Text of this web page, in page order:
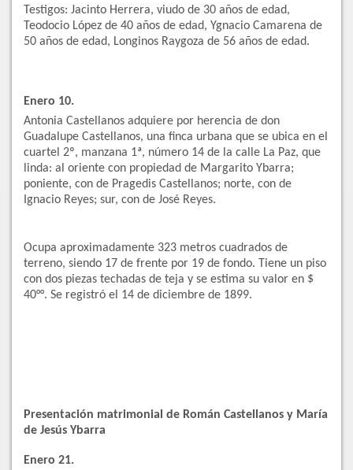
Testigos: Jacinto Herrera, viudo de 30 años de edad,
Teodocio López de 40 años de edad, Ygnacio Camarena de
50 años de edad, Longinos Raygoza de 56 años de edad.
Enero 10.
Antonia Castellanos adquiere por herencia de don
Guadalupe Castellanos, una finca urbana que se ubica en el
cuartel 2º, manzana 1ª, número 14 de la calle La Paz, que
linda: al oriente con propiedad de Margarito Ybarra;
poniente, con de Pragedis Castellanos; norte, con de
Ignacio Reyes; sur, con de José Reyes.
Ocupa aproximadamente 323 metros cuadrados de
terreno, siendo 17 de frente por 19 de fondo. Tiene un piso
con dos piezas techadas de teja y se estima su valor en $
40°°. Se registró el 14 de diciembre de 1899.
Presentación matrimonial de Román Castellanos y María
de Jesús Ybarra
Enero 21.